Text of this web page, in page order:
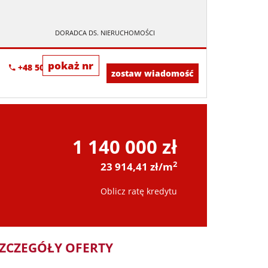
DORADCA DS. NIERUCHOMOŚCI
pokaż nr
+48 500-673-615
zostaw wiadomość
1 140 000 zł
23 914,41 zł/m2
Oblicz ratę kredytu
OFERTY